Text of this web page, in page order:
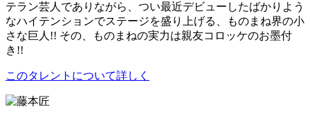
テラン芸人でありながら、つい最近デビューしたばかりよう
なハイテンションでステージを盛り上げる、ものまね界の小
さな巨人!! その、ものまねの実力は親友コロッケのお墨付
き!!
このタレントについて詳しく